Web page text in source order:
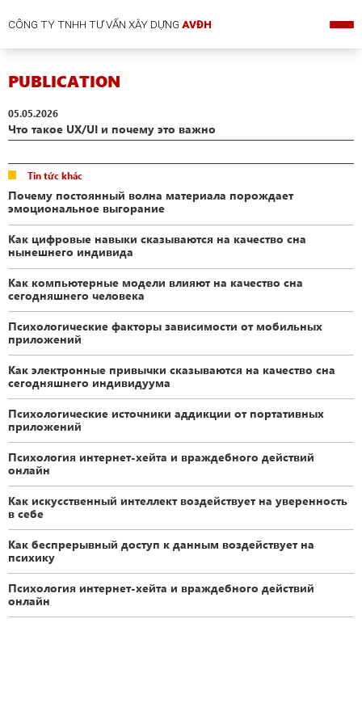
CÔNG TY TNHH TƯ VẤN XÂY DỰNGAVĐH
PUBLICATION
05.05.2026
Что такое UX/UI и почему это важно
Tin tức khác
Почему постоянный волна материала порождает
эмоциональное выгорание
Как цифровые навыки сказываются на качество сна
нынешнего индивида
Как компьютерные модели влияют на качество сна
сегодняшнего человека
Психологические факторы зависимости от мобильных
приложений
Как электронные привычки сказываются на качество сна
сегодняшнего индивидуума
Психологические источники аддикции от портативных
приложений
Психология интернет-хейта и враждебного действий
онлайн
Как искусственный интеллект воздействует на уверенность
в себе
Как беспрерывный доступ к данным воздействует на
психику
Психология интернет-хейта и враждебного действий
онлайн